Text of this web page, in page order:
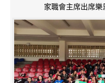
家職會主席出席